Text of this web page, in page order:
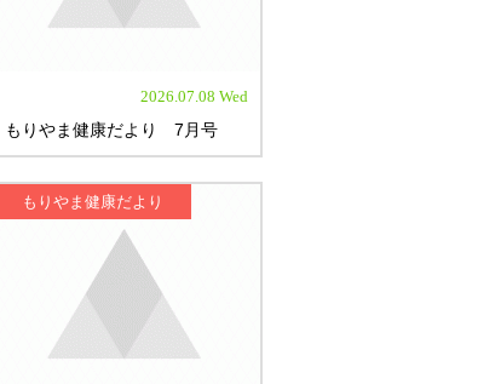
2026.07.08 Wed
もりやま健康だより 7月号
もりやま健康だより